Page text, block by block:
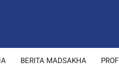
BERITA MADSAKHA